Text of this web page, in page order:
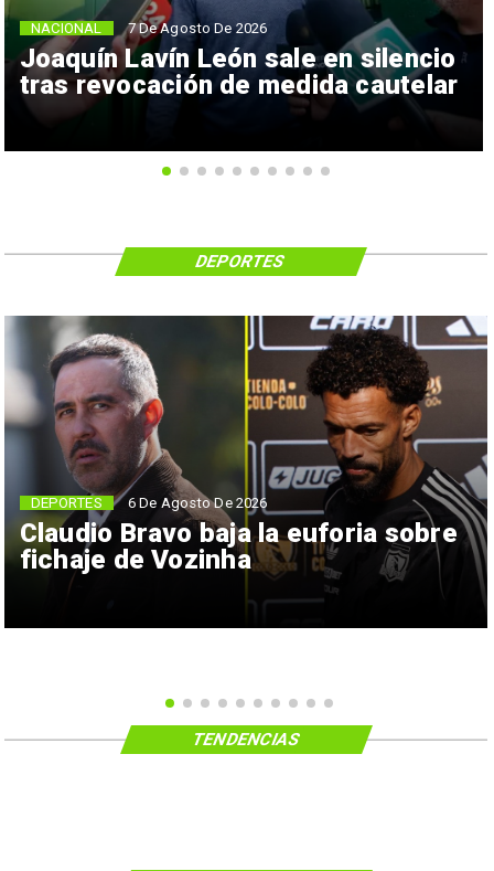
Joaquín Lavín León sale en silencio
tras revocación de medida cautelar
NACIONAL 7 De Agosto De 2026
Claudio Bravo baja la euforia sobre
fichaje de Vozinha
DEPORTES 6 De Agosto De 2026
DEPORTES
TENDENCIAS